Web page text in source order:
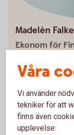
Madelén
Ekonom för
Ska du börja
Våra
Vi använder
tekniker för att
finns även
upplevelse: